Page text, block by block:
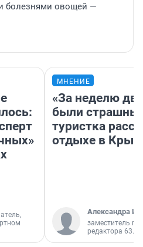
болезнями овощей —
МНЕНИЕ
«За неделю
были
туристка
отдыхе в
Александра
заместитель
редактора 63.RU